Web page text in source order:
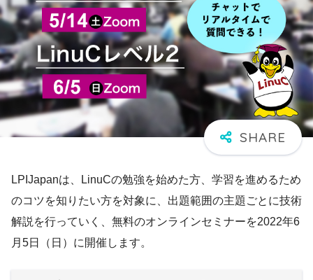
LPIJapanは、LinuCの勉強を始めた方、学習を進めるため
のコツを知りたい方を対象に、出題範囲の主題ごとに技術
解説を行っていく、無料のオンラインセミナーを2022年6
月5日（日）に開催します。